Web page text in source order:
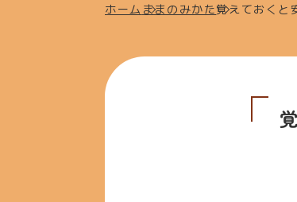
ホーム ままのみかた覚えておくと